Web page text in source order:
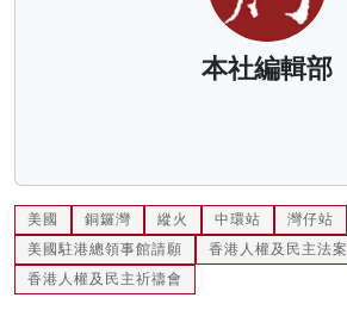
本社編輯部
美國 銅鑼灣 縱火 中環站
灣仔站
美國駐港總領事館請願
香港人權及民主法案
香港人權及民主祈禱會